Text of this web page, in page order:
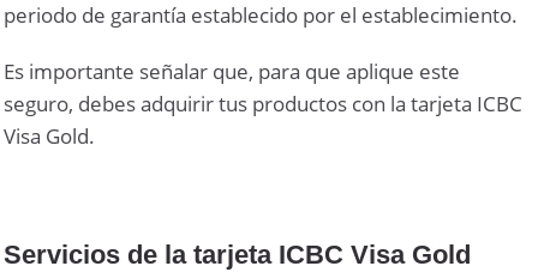
periodo de garantía establecido por el establecimiento.
Es importante señalar que, para que aplique este
seguro, debes adquirir tus productos con la tarjeta ICBC
Visa Gold.
Servicios de la tarjeta ICBC Visa Gold